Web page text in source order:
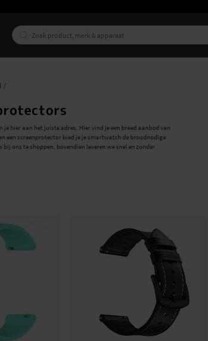
hier aan het juiste adres. Hier vind je een breed aanbod van
een screenprotector bied je je smartwatch de broodnodige
ons te shoppen, bovendien leveren we snel en zonder
siliconen sportbandjes tot elegante lederen bandjes voor op
aan je Suunto Vertical. Onze beschermende accessoires zijn
het uiterlijk of de functionaliteit van je smartwatch.
voor Suunto Vertical vandaag nog bij ons!
contact op met onze , wij helpen je graag!